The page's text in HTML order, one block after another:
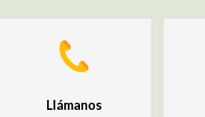
Llámanos